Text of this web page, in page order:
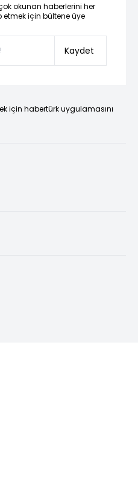
okunan haberlerini her
için bültene üye
Kaydet
için habertürk uygulamasını